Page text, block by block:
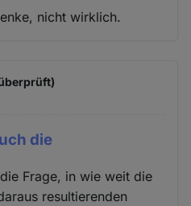
nicht wirklich.
die
Frage, in wie weit die
resultierenden